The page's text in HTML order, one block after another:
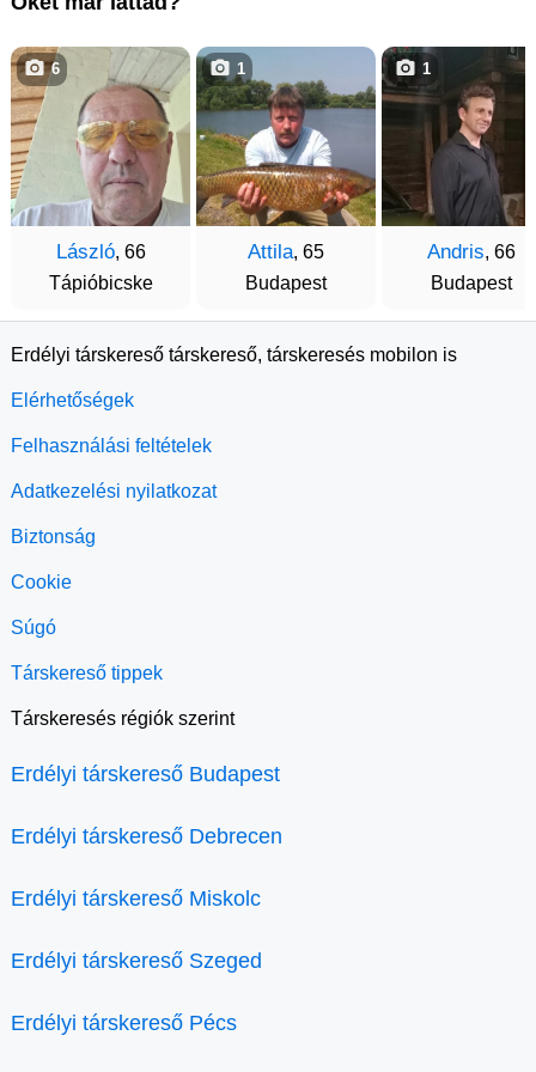
László, 66
Tápióbicske
6
Attila, 65
Budapest
1
Andris, 66
Budapest
1
Erdélyi társkereső társkereső, társkeresés mobilon is
Elérhetőségek
Felhasználási feltételek
Adatkezelési nyilatkozat
Biztonság
Cookie
Súgó
Társkereső tippek
Társkeresés régiók szerint
Erdélyi társkereső Budapest
Erdélyi társkereső Debrecen
Erdélyi társkereső Miskolc
Erdélyi társkereső Szeged
Erdélyi társkereső Pécs